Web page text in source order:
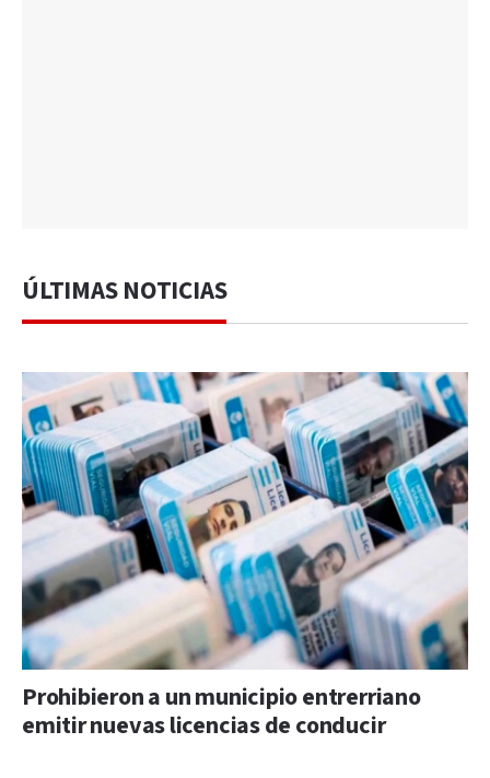
ÚLTIMAS NOTICIAS
Prohibieron a un municipio entrerriano
emitir nuevas licencias de conducir